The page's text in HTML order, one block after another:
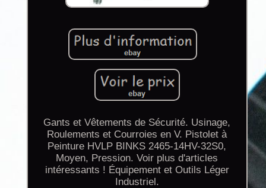
Gants et Vêtements de Sécurité. Usinage,
Roulements et Courroies en V. Pistolet à
Peinture HVLP BINKS 2465-14HV-32S0,
Moyen, Pression. Voir plus d'articles
intéressants ! Équipement et Outils Léger
Industriel.